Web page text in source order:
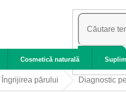
CĂUTARE
Cosmetică naturală
Îngrijirea părului Diagnostic